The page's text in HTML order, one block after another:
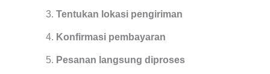
Tentukan lokasi pengiriman
Konfirmasi pembayaran
Pesanan langsung diproses